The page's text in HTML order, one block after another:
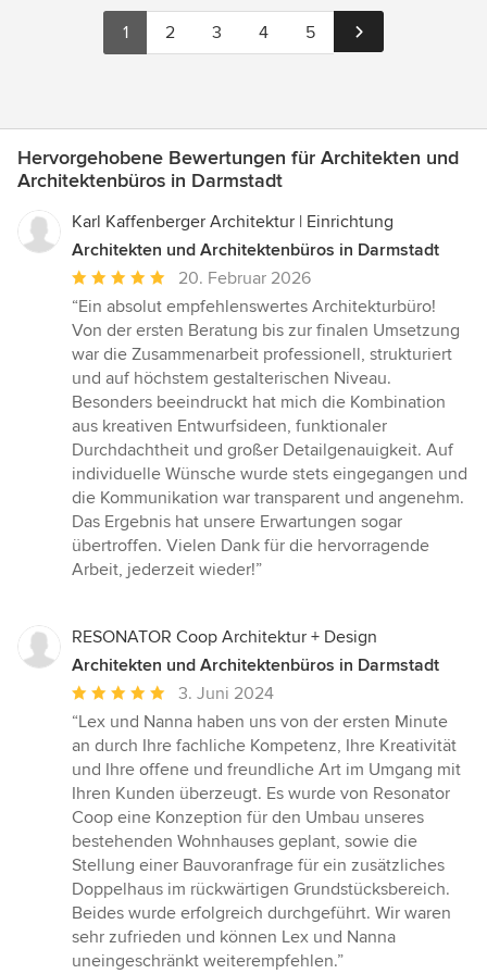
1 2 3 4 5
Hervorgehobene Bewertungen für Architekten und
Architektenbüros in Darmstadt
Karl Kaffenberger Architektur | Einrichtung
Architekten und Architektenbüros in Darmstadt
Durchschnittliche
Bewertung:
5
von
5
Sternen
20. Februar 2026
“Ein absolut empfehlenswertes Architekturbüro!
Von der ersten Beratung bis zur finalen Umsetzung
war die Zusammenarbeit professionell, strukturiert
und auf höchstem gestalterischen Niveau.
Besonders beeindruckt hat mich die Kombination
aus kreativen Entwurfsideen, funktionaler
Durchdachtheit und großer Detailgenauigkeit. Auf
individuelle Wünsche wurde stets eingegangen und
die Kommunikation war transparent und angenehm.
Das Ergebnis hat unsere Erwartungen sogar
übertroffen. Vielen Dank für die hervorragende
Arbeit, jederzeit wieder!”
RESONATOR Coop Architektur + Design
Architekten und Architektenbüros in Darmstadt
Durchschnittliche
Bewertung:
5
von
5
Sternen
3. Juni 2024
“Lex und Nanna haben uns von der ersten Minute
an durch Ihre fachliche Kompetenz, Ihre Kreativität
und Ihre offene und freundliche Art im Umgang mit
Ihren Kunden überzeugt. Es wurde von Resonator
Coop eine Konzeption für den Umbau unseres
bestehenden Wohnhauses geplant, sowie die
Stellung einer Bauvoranfrage für ein zusätzliches
Doppelhaus im rückwärtigen Grundstücksbereich.
Beides wurde erfolgreich durchgeführt. Wir waren
sehr zufrieden und können Lex und Nanna
uneingeschränkt weiterempfehlen.”